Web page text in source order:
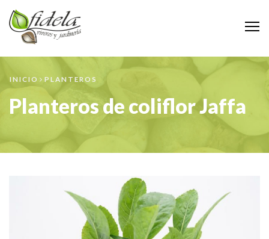
INICIO PLANTEROS
Planteros de coliflor Jaffa